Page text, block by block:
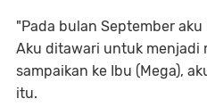
"Pada bulan September
Aku ditawari untuk menjadi
sampaikan ke Ibu (Mega),
itu.